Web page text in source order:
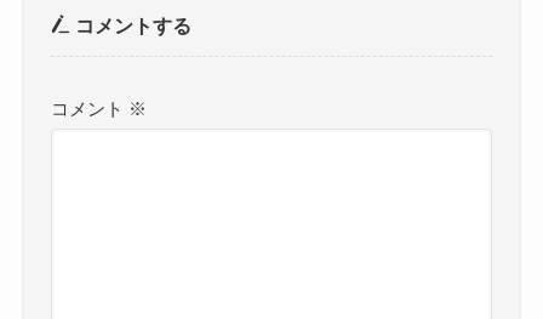
コメントする
コメント ※